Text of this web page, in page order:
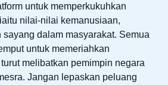
untuk memperkukuhkan
nilai-nilai kemanusiaan,
sayang dalam masyarakat. Semua
untuk memeriahkan
melibatkan pemimpin negara
Jangan lepaskan peluang